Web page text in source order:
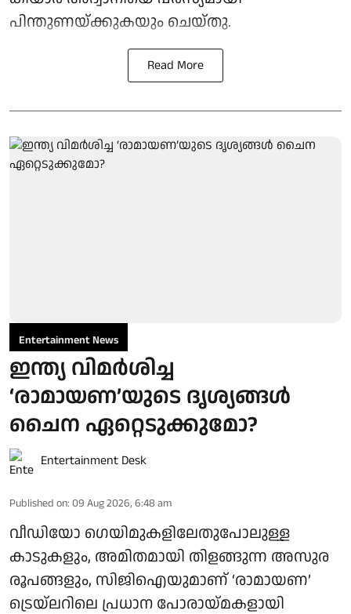
പിന്തുണയ്ക്കുകയും ചെയ്തു.
Read More
Entertainment News
ഇന്ത്യ വിമർശിച്ച
‘രാമായണ’യുടെ ദൃശ്യങ്ങൾ
ചൈന ഏറ്റെടുക്കുമോ?
Entertainment Desk
Published on: 09 Aug 2026, 6:48 am
വീഡിയോ ഗെയിമുകളിലേതുപോലുള്ള
കാടുകളും, അമിതമായി തിളങ്ങുന്ന അസുര
രൂപങ്ങളും, സിജിഐയുമാണ് ‘രാമായണ’
ട്രെയ്‌ലറിലെ പ്രധാന പോരായ്മകളായി